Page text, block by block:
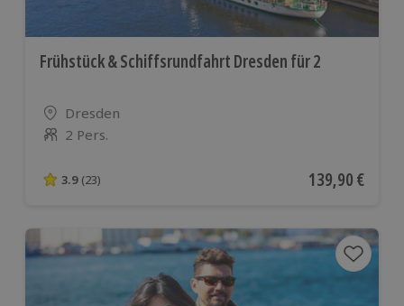
Frühstück & Schiffsrundfahrt Dresden für 2
Standort
Dresden
Anzahl der Teilnehmer
2 Pers.
3.9 von 5 Sternen basierend auf 23 Bewertungen
3.9 (23) Aktueller Preis
139,90 €